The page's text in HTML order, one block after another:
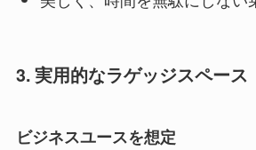
3. 実用的なラゲッジスペース
ビジネスユースを想定